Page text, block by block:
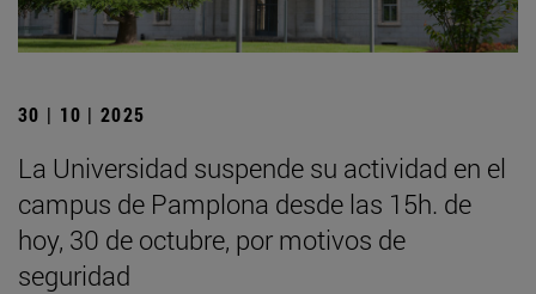
30 | 10 | 2025
La Universidad suspende su actividad en el
campus de Pamplona desde las 15h. de
hoy, 30 de octubre, por motivos de
seguridad